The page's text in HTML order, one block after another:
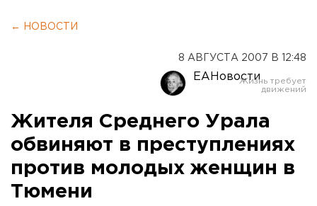
← НОВОСТИ
8 АВГУСТА 2007 В 12:48
ЕАНовости
Жителя Среднего Урала
обвиняют в преступлениях
против молодых женщин в
Тюмени